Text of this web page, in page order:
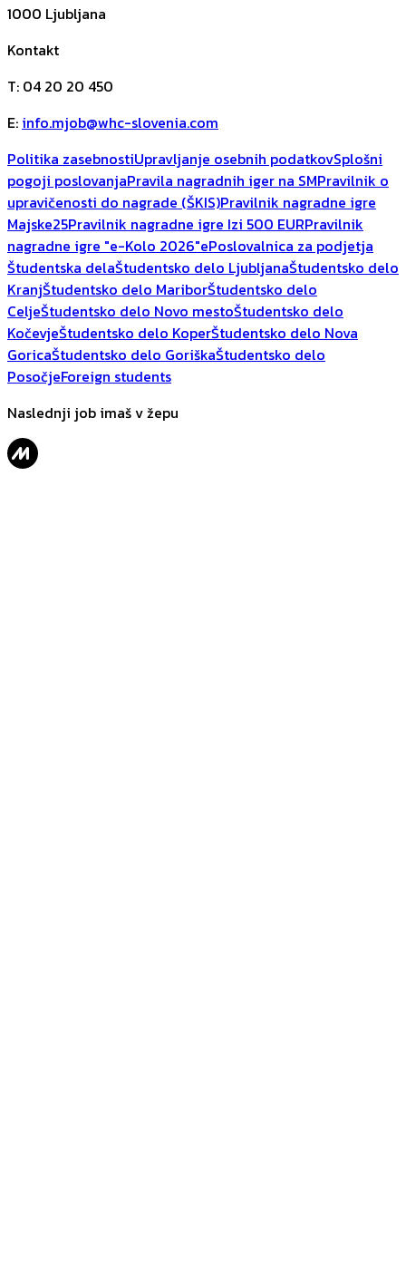
1000 Ljubljana
Kontakt
T: 04 20 20 450
E: info.mjob@whc-slovenia.com
Politika zasebnostiUpravljanje osebnih podatkovSplošni
pogoji poslovanjaPravila nagradnih iger na SMPravilnik o
upravičenosti do nagrade (ŠKIS)Pravilnik nagradne igre
Majske25Pravilnik nagradne igre Izi 500 EURPravilnik
nagradne igre "e-Kolo 2026"ePoslovalnica za podjetja
Študentska delaŠtudentsko delo LjubljanaŠtudentsko delo
KranjŠtudentsko delo MariborŠtudentsko delo
CeljeŠtudentsko delo Novo mestoŠtudentsko delo
KočevjeŠtudentsko delo KoperŠtudentsko delo Nova
GoricaŠtudentsko delo GoriškaŠtudentsko delo
PosočjeForeign students
Naslednji job imaš v žepu